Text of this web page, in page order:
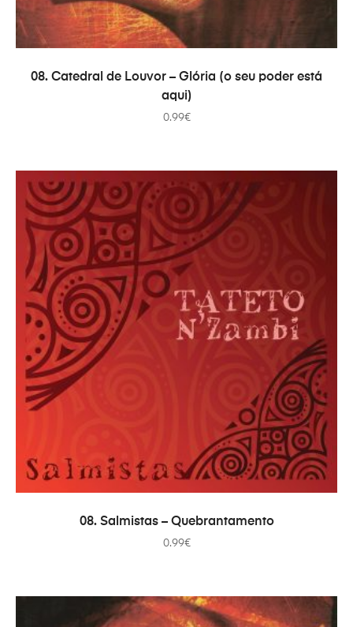
ADICIONAR
08. Catedral de Louvor – Glória (o seu poder está
aqui)
0.99€
ADICIONAR
08. Salmistas – Quebrantamento
0.99€